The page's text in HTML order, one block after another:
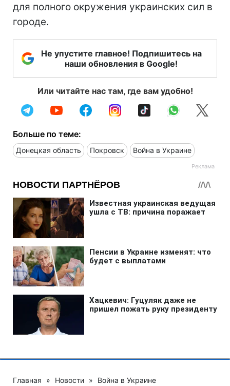
для полного окружения украинских сил в
городе.
Не упустите главное! Подпишитесь на
наши обновления в Google!
Или читайте нас там, где вам удобно!
Больше по теме:
Донецкая область Покровск Война в Украине
Главная » Новости » Война в Украине